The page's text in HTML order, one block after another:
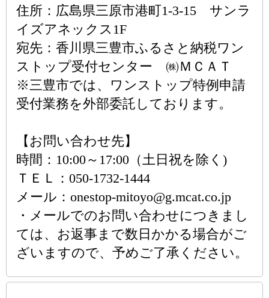
住所：広島県三原市港町1-3-15 サンラ
イズアネックス1F
宛先：香川県三豊市ふるさと納税ワン
ストップ受付センター ㈱ＭＣＡＴ
※三豊市では、ワンストップ特例申請
受付業務を外部委託しております。
【お問い合わせ先】
時間：10:00～17:00（土日祝を除く)
ＴＥＬ：050-1732-1444
メール：onestop-mitoyo@g.mcat.co.jp
・メールでのお問い合わせにつきまし
ては、お返事まで数日かかる場合がご
ざいますので、予めご了承ください。